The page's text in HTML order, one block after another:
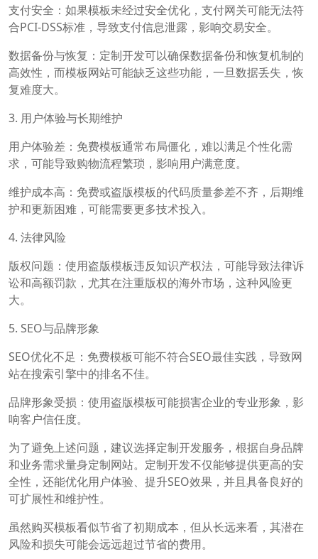
支付安全：如果模板未经过安全优化，支付网关可能无法符
合PCI-DSS标准，导致支付信息泄露，影响交易安全。
数据备份与恢复：定制开发可以确保数据备份和恢复机制的
高效性，而模板网站可能缺乏这些功能，一旦数据丢失，恢
复难度大。
3. 用户体验与长期维护
用户体验差：免费模板通常布局僵化，难以满足个性化需
求，可能导致购物流程繁琐，影响用户满意度。
维护成本高：免费或盗版模板的代码质量参差不齐，后期维
护和更新困难，可能需要更多技术投入。
4. 法律风险
版权问题：使用盗版模板违反知识产权法，可能导致法律诉
讼和高额罚款，尤其在注重版权的海外市场，这种风险更
大。
5. SEO与品牌形象
SEO优化不足：免费模板可能不符合SEO最佳实践，导致网
站在搜索引擎中的排名不佳。
品牌形象受损：使用盗版模板可能损害企业的专业形象，影
响客户信任度。
为了避免上述问题，建议选择定制开发服务，根据自身品牌
和业务需求量身定制网站。定制开发不仅能够提供更高的安
全性，还能优化用户体验、提升SEO效果，并且具备良好的
可扩展性和维护性。
虽然购买模板看似节省了初期成本，但从长远来看，其潜在
风险和损失可能会远远超过节省的费用。